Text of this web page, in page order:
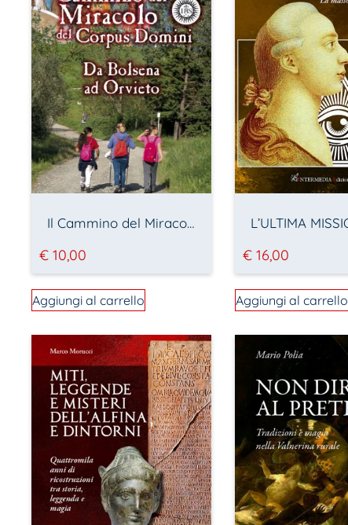
Il Cammino del Miracolo del Corpus Domini
€ 10,00
Aggiungi al carrello
€16,00
Aggiungi al carrello